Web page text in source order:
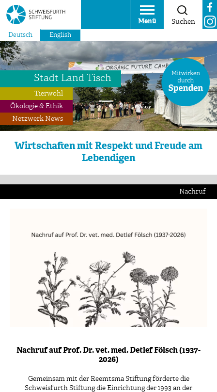
Menü Suchen
Deutsch English
Stadt Land Tisch
Tierwohl
Ökologie & Ethik
Netzwerk News
Wirtschaften mit Respekt und Freude am
Lebendigen
Nachruf
Nachruf auf Prof. Dr. vet. med. Detlef Fölsch (1937-
2026)
Gemeinsam mit der Reemtsma Stiftung förderte die
Schweisfurth Stiftung die Einrichtung der 1993 an der